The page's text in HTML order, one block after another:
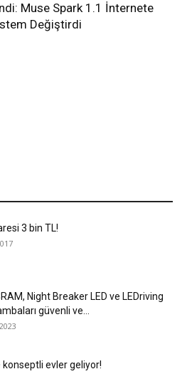
Muse Spark 1.1 İnternete
Değiştirdi
3 bin TL!
Night Breaker LED ve LEDriving
güvenli ve...
konseptli evler geliyor!